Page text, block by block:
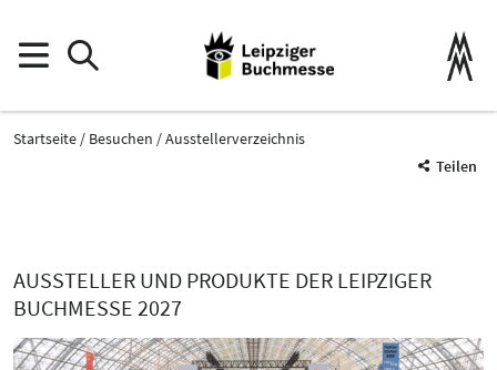
Startseite Besuchen
Ausstellerverzeichnis
Teilen
AUSSTELLER UND PRODUKTE DER LEIPZIGER
BUCHMESSE 2027